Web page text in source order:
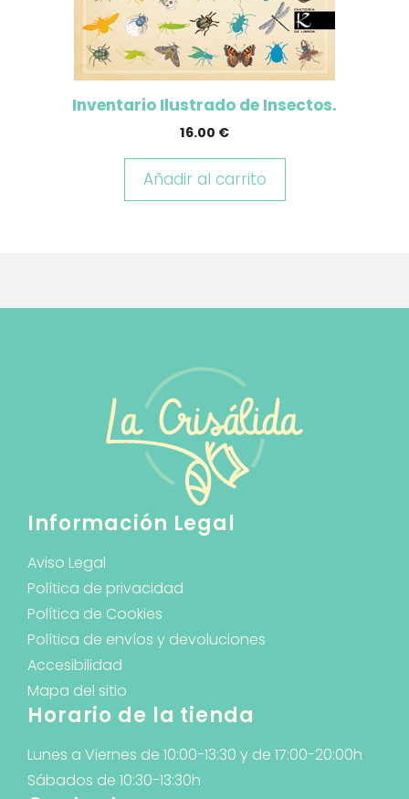
Inventario Ilustrado de Insectos.
16.00 €
Añadir al carrito
Información Legal
Aviso Legal
Política de privacidad
Política de Cookies
Política de envíos y devoluciones
Accesibilidad
Mapa del sitio
Horario de la tienda
Lunes a Viernes de 10:00-13:30 y de 17:00-20:00h
Sábados de 10:30-13:30h